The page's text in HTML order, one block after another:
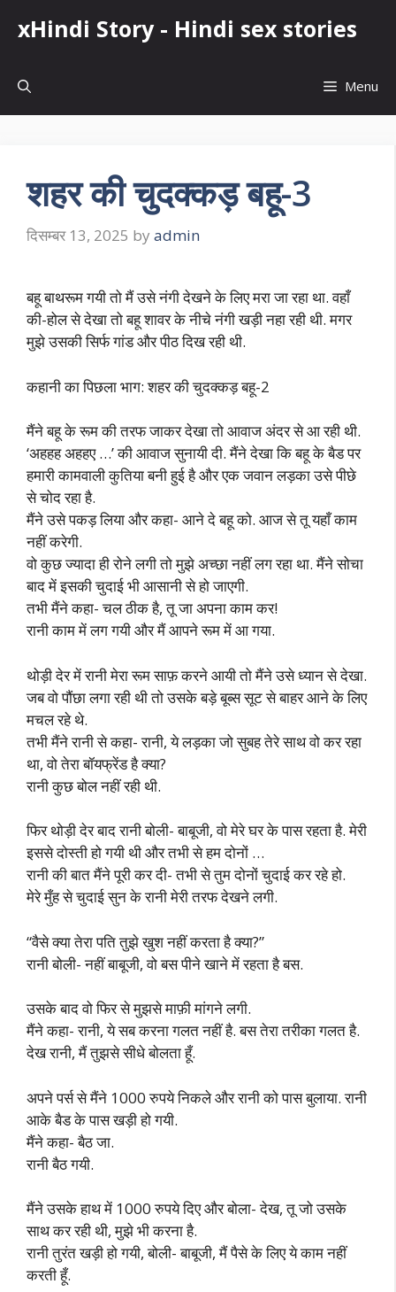
xHindi Story - Hindi sex stories
Menu
शहर की चुदक्कड़ बहू-3
दिसम्बर 13, 2025 by admin
बहू बाथरूम गयी तो मैं उसे नंगी देखने के लिए मरा जा रहा था. वहाँ
की-होल से देखा तो बहू शावर के नीचे नंगी खड़ी नहा रही थी. मगर
मुझे उसकी सिर्फ गांड और पीठ दिख रही थी.
कहानी का पिछला भाग: शहर की चुदक्कड़ बहू-2
मैंने बहू के रूम की तरफ जाकर देखा तो आवाज अंदर से आ रही थी.
‘अहहह अहहए …’ की आवाज सुनायी दी. मैंने देखा कि बहू के बैड पर
हमारी कामवाली कुतिया बनी हुई है और एक जवान लड़का उसे पीछे
से चोद रहा है.
मैंने उसे पकड़ लिया और कहा- आने दे बहू को. आज से तू यहाँ काम
नहीं करेगी.
वो कुछ ज्यादा ही रोने लगी तो मुझे अच्छा नहीं लग रहा था. मैंने सोचा
बाद में इसकी चुदाई भी आसानी से हो जाएगी.
तभी मैंने कहा- चल ठीक है, तू जा अपना काम कर!
रानी काम में लग गयी और मैं आपने रूम में आ गया.
थोड़ी देर में रानी मेरा रूम साफ़ करने आयी तो मैंने उसे ध्यान से देखा.
जब वो पौंछा लगा रही थी तो उसके बड़े बूब्स सूट से बाहर आने के लिए
मचल रहे थे.
तभी मैंने रानी से कहा- रानी, ये लड़का जो सुबह तेरे साथ वो कर रहा
था, वो तेरा बॉयफ्रेंड है क्या?
रानी कुछ बोल नहीं रही थी.
फिर थोड़ी देर बाद रानी बोली- बाबूजी, वो मेरे घर के पास रहता है. मेरी
इससे दोस्ती हो गयी थी और तभी से हम दोनों …
रानी की बात मैंने पूरी कर दी- तभी से तुम दोनों चुदाई कर रहे हो.
मेरे मुँह से चुदाई सुन के रानी मेरी तरफ देखने लगी.
“वैसे क्या तेरा पति तुझे खुश नहीं करता है क्या?”
रानी बोली- नहीं बाबूजी, वो बस पीने खाने में रहता है बस.
उसके बाद वो फिर से मुझसे माफ़ी मांगने लगी.
मैंने कहा- रानी, ये सब करना गलत नहीं है. बस तेरा तरीका गलत है.
देख रानी, मैं तुझसे सीधे बोलता हूँ.
अपने पर्स से मैंने 1000 रुपये निकले और रानी को पास बुलाया. रानी
आके बैड के पास खड़ी हो गयी.
मैंने कहा- बैठ जा.
रानी बैठ गयी.
मैंने उसके हाथ में 1000 रुपये दिए और बोला- देख, तू जो उसके
साथ कर रही थी, मुझे भी करना है.
रानी तुरंत खड़ी हो गयी, बोली- बाबूजी, मैं पैसे के लिए ये काम नहीं
करती हूँ.